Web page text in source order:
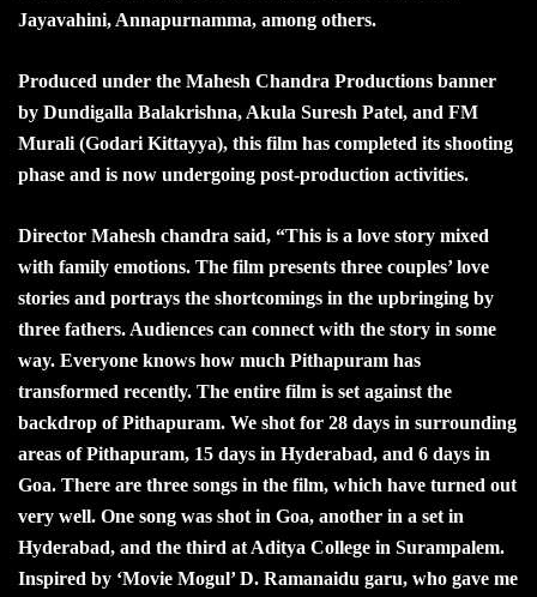
Jayavahini, Annapurnamma, among others.
Produced under the Mahesh Chandra Productions banner
by Dundigalla Balakrishna, Akula Suresh Patel, and FM
Murali (Godari Kittayya), this film has completed its shooting
phase and is now undergoing post-production activities.
Director Mahesh chandra said, “This is a love story mixed
with family emotions. The film presents three couples’ love
stories and portrays the shortcomings in the upbringing by
three fathers. Audiences can connect with the story in some
way. Everyone knows how much Pithapuram has
transformed recently. The entire film is set against the
backdrop of Pithapuram. We shot for 28 days in surrounding
areas of Pithapuram, 15 days in Hyderabad, and 6 days in
Goa. There are three songs in the film, which have turned out
very well. One song was shot in Goa, another in a set in
Hyderabad, and the third at Aditya College in Surampalem.
Inspired by ‘Movie Mogul’ D. Ramanaidu garu, who gave me